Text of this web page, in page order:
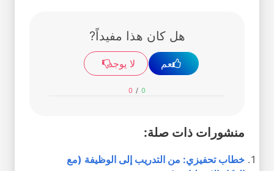
هل كان هذا مفيداً?
نعم لا يوجد
0
/
0
منشورات ذات صلة:
خطاب تحفيزي: من التدريب إلى الوظيفة (مع